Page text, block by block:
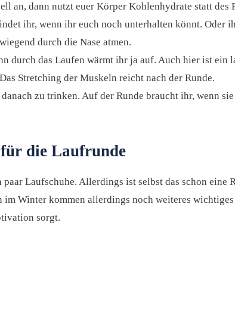
an, dann nutzt euer Körper Kohlenhydrate statt des
ihr, wenn ihr euch noch unterhalten könnt. Oder
durch die Nase atmen.
durch das Laufen wärmt ihr ja auf. Auch hier ist ein
Stretching der Muskeln reicht nach der Runde.
zu trinken. Auf der Runde braucht ihr, wenn
die Laufrunde
Laufschuhe. Allerdings ist selbst das schon eine
Winter kommen allerdings noch weiteres
sorgt.